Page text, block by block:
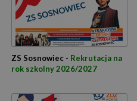
ZS Sosnowiec - Rekrutacja na
rok szkolny 2026/2027